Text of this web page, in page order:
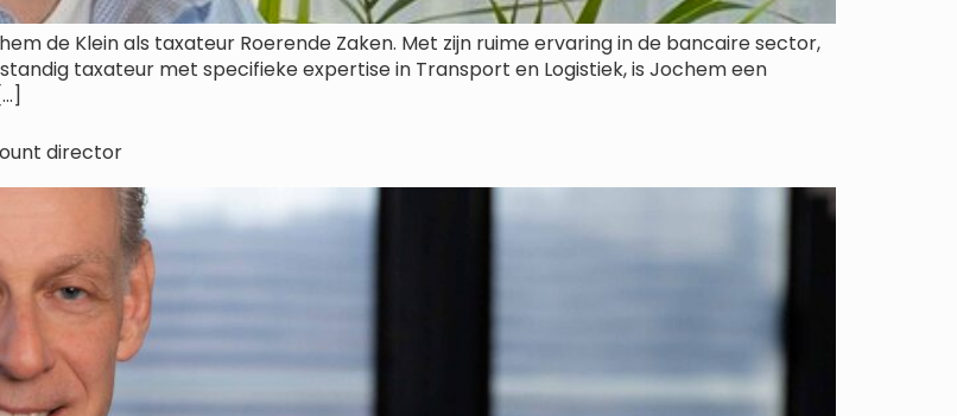
de Klein als taxateur Roerende Zaken. Met zijn ruime ervaring in de bancaire sector,
taxateur met specifieke expertise in Transport en Logistiek, is Jochem een
director